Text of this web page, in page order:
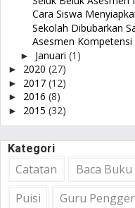
Cara Siswa
Sekolah Dibubarkan
Asesmen
► Januari (1)
► 2020 (27)
► 2017 (12)
► 2016 (8)
► 2015 (32)
Kategori
Catatan Baca Buku
Puisi
Guru